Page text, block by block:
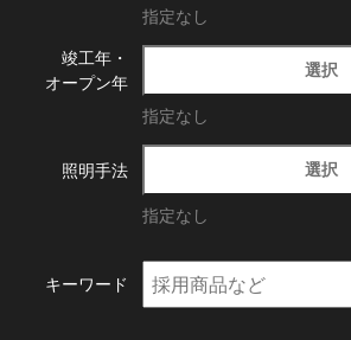
指定なし
竣工年・
オープン年
選択
指定なし
照明手法 選択
指定なし
キーワード